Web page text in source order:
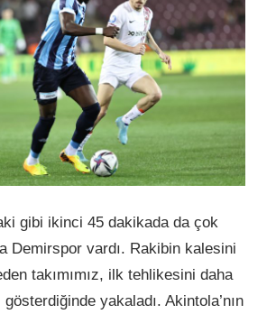
gibi ikinci 45 dakikada da çok
Demirspor vardı. Rakibin kalesini
takımımız, ilk tehlikesini daha
gösterdiğinde yakaladı. Akintola’nın